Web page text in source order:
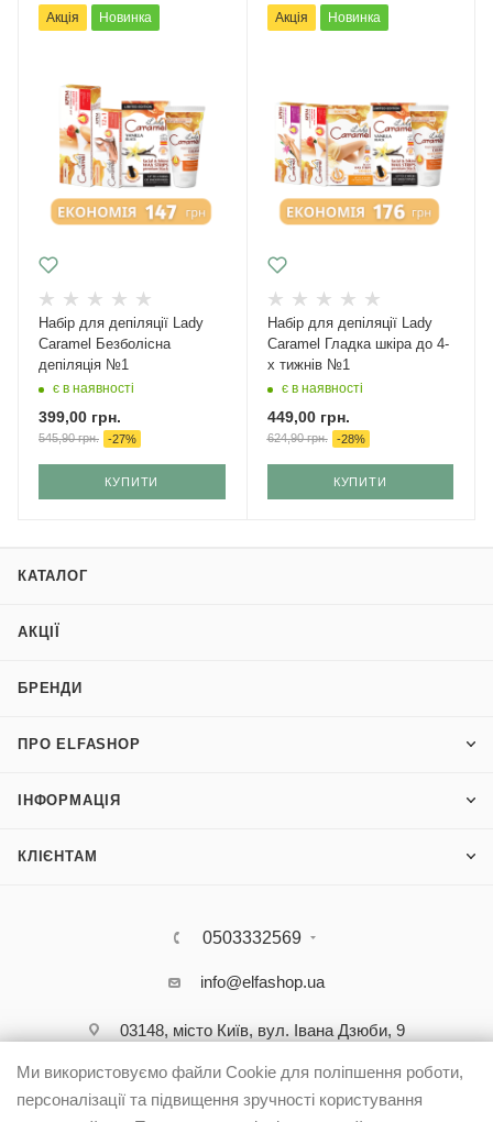
Акція Новинка
Набір для депіляції Lady
Caramel Безболісна
депіляція №1
є в наявності
399,00 грн.
545,90грн. -27%
КУПИТИ
Акція Новинка
Набір для депіляції Lady
Caramel Гладка шкіра до 4-
х тижнів №1
є в наявності
449,00грн.
624,90грн. -28%
КУПИТИ
КАТАЛОГ
АКЦІЇ
БРЕНДИ
ПРО ELFASHOP
ІНФОРМАЦІЯ
КЛІЄНТАМ
0503332569
info@elfashop.ua
03148, місто Київ, вул. Івана Дзюби, 9
Ми використовуємо файли Cookie для поліпшення роботи,
персоналізації та підвищення зручності користування